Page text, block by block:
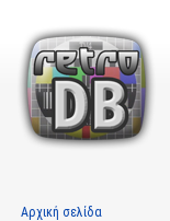
Αρχική σελίδα